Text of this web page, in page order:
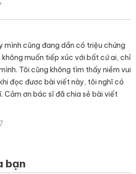
mình cũng đang dần có triệu chứng
không muốn tiếp xúc với bất cứ ai, chỉ
Tôi cũng không tìm thấy niềm vui
đọc đươc bài viết này, tôi nghĩ có
Cảm ơn bác sĩ đã chia sẻ bài viết
bạn